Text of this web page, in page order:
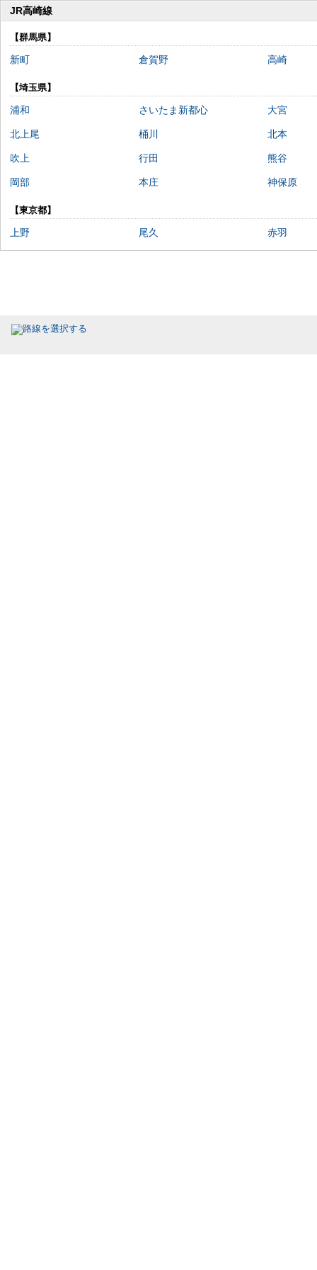
JR高崎線
【群馬県】
新町 倉賀野 高崎
【埼玉県】
浦和 さいたま新都心 大宮
北上尾 桶川 北本
吹上 行田 熊谷
岡部 本庄 神保原
【東京都】
上野 尾久 赤羽